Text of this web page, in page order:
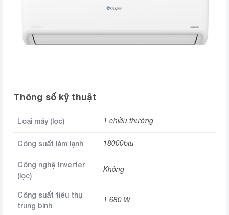
Thông số kỹ thuật
Loại máy (lọc) 1 chiều thường
Công suất làm lạnh 18000btu
Công nghệ Inverter
(lọc)
Không
Công suất tiêu thụ
trung bình
1.680 W